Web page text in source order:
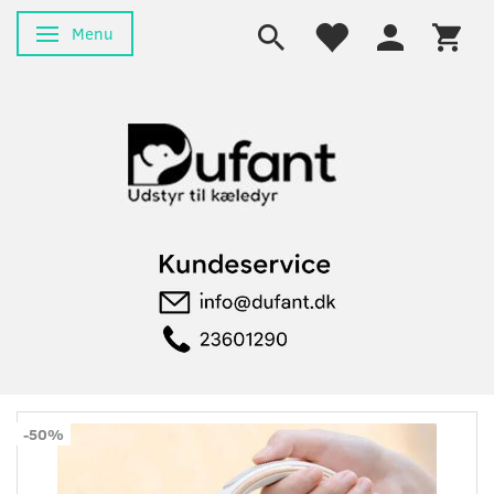
Skifte navigation
Menu
-50%